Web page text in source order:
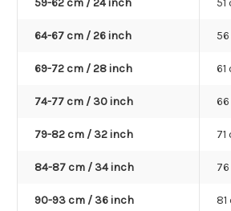
59-62 cm / 24 inch
64-67 cm / 26 inch
69-72 cm / 28 inch 61
74-77 cm / 30 inch
79-82 cm / 32 inch
84-87 cm / 34 inch
90-93 cm / 36 inch